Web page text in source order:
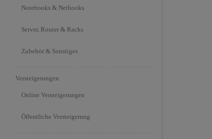
Notebooks & Netbooks
Server, Router & Racks
Zubehör & Sonstiges
Versteigerungen
Online Versteigerungen
Öffentliche Versteigerung